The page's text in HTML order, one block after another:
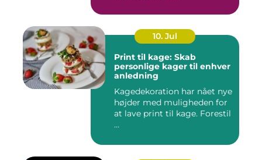
10. Jul
Print til kage: Skab
personlige kager til enhver
anledning
Kagedekoration har nået nye
højder med muligheden for
at lave print til kage. Forestil
...